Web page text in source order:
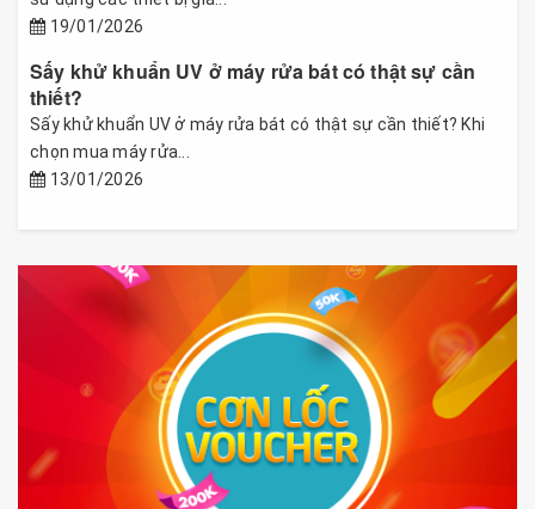
19/01/2026
Sấy khử khuẩn UV ở máy rửa bát có thật sự cần
thiết?
Sấy khử khuẩn UV ở máy rửa bát có thật sự cần thiết? Khi
chọn mua máy rửa...
13/01/2026